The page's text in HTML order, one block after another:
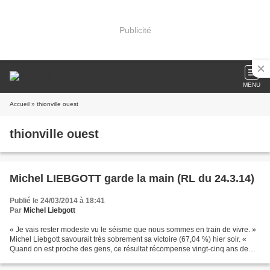
Publicité
MENU
Accueil » thionville ouest
thionville ouest
Michel LIEBGOTT garde la main (RL du 24.3.14)
Publié le 24/03/2014 à 18:41
Par Michel Liebgott
« Je vais rester modeste vu le séisme que nous sommes en train de vivre. »
Michel Liebgott savourait très sobrement sa victoire (67,04 %) hier soir. «
Quand on est proche des gens, ce résultat récompense vingt-cinq ans de